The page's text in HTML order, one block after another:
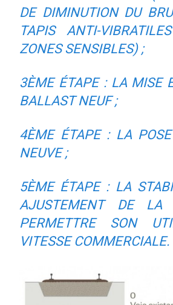
DE DIMINUTION DU
TAPIS ANTI-
ZONES SENSIBLES) ;
3ÈME ÉTAPE : LA MISE
BALLAST NEUF ;
4ÈME ÉTAPE : LA
NEUVE ;
5ÈME ÉTAPE : LA
AJUSTEMENT DE LA
PERMETTRE SON
VITESSE COMMERCIALE.